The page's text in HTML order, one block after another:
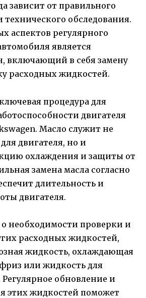
зависит от правильного
обследования.
аспектов регулярного
является
включающий в себя замену
расходных жидкостей.
процедура для
двигателя
Масло служит не
двигателя, но и
охлаждения и защиты от
замена масла согласно
длительность и
двигателя.
необходимости проверки и
расходных жидкостей,
жидкость, охлаждающая
или жидкость для
Регулярное обновление и
этих жидкостей поможет